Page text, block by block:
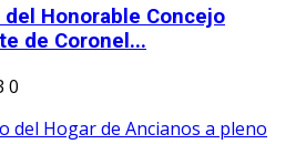
Honorable Concejo
de Coronel...
0